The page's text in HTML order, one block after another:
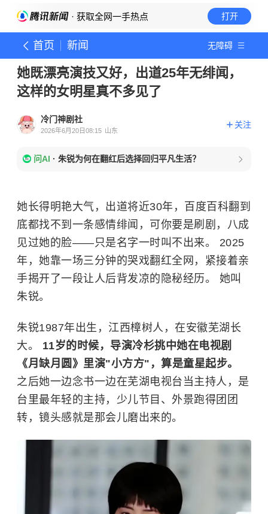
· 获取全网一手热点 打开
首页 新闻 无障碍
她既漂亮演技又好，出道25年无绯闻，
这样的女明星真不多见了
冷门神剧社
2026年6月20日08:15 山东
关注
问AI · 朱锐为何在翻红后选择回归平凡生活？
她长得明艳大气，出道将近30年，百度百科翻到
底都找不到一条感情绯闻，可你要是刷剧，八成
见过她的脸——只是名字一时叫不出来。 2025
年，她靠一场三分钟的哭戏翻红全网，紧接着亲
手揭开了一段让人后背发凉的隐秘经历。 她叫
朱锐。
朱锐1987年出生，江西樟树人，在安徽芜湖长
大。 11岁的时候，导演冷杉挑中她在电视剧
《月缺月圆》里演"小方方"，算是童星起步。
之后她一边念书一边在芜湖电视台当主持人，是
台里最年轻的主持，少儿节目、外景跑得团团
转，镜头感就是那会儿磨出来的。